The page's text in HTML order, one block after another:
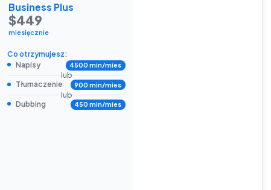
Business Plus
$449
miesięcznie
Co otrzymujesz:
Napisy
4500 min/mies
lub
Tłumaczenie
900 min/mies
lub
Dubbing
450 min/mies